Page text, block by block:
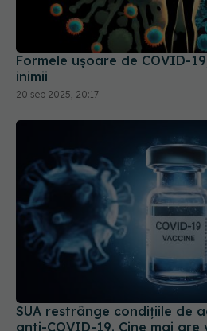
Formele ușoare de COVID-
20 sep 2025, 20:17
SUA restrânge condiţiile de
anti-COVID-19. Cine mai are
21 mai 2025, 09:40